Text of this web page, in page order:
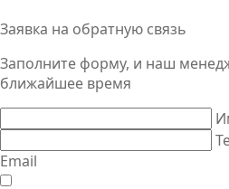
Заявка на обратную связь
Заполните форму, и наш
ближайшее время
Email